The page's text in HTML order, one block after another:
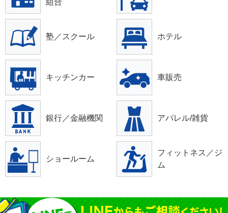
組合
塾／スクール ホテル
キッチンカー 車販売
銀行／金融機関 アパレル/雑貨
ショールーム
フィットネス／ジ
ム